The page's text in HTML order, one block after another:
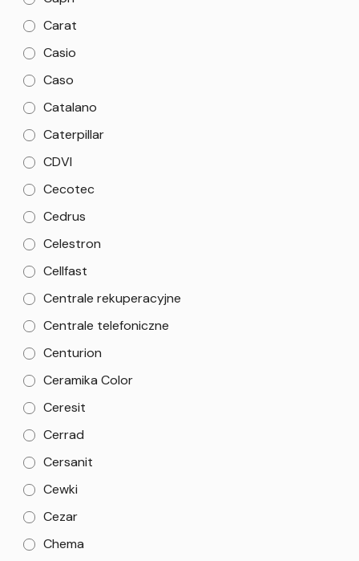
Carat
Casio
Caso
Catalano
Caterpillar
CDVI
Cecotec
Cedrus
Celestron
Cellfast
Centrale rekuperacyjne
Centrale telefoniczne
Centurion
Ceramika Color
Ceresit
Cerrad
Cersanit
Cewki
Cezar
Chema